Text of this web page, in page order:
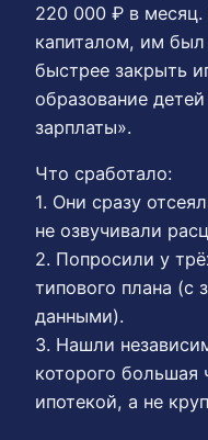
220 000 ₽ в месяц.
капиталом, им был
быстрее закрыть
образование
зарплаты».
Что сработало:
1. Они сразу
не озвучивали
2. Попросили у
типового плана (с
данными).
3. Нашли
которого большая
ипотекой, а не